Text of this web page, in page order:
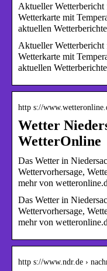
Aktueller
Wetterkarte mit
aktuellen
Aktueller
Wetterkarte mit
aktuellen
http s://
Wetter
WetterOnline
Das Wetter in
Wettervorhersage,
mehr von
Das Wetter in
Wettervorhersage,
mehr von
http s://www.ndr.de ›